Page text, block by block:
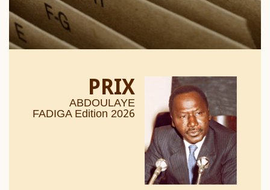
PRIX
ABDOULAYE
FADIGA Edition 2026